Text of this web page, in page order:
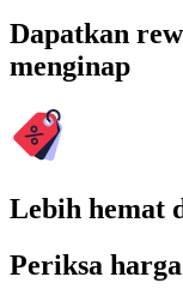
Dapatkan
menginap
Lebih hemat
Periksa